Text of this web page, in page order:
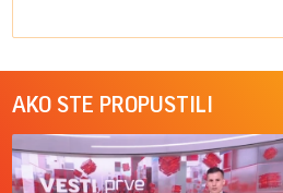
AKO STE PROPUSTILI